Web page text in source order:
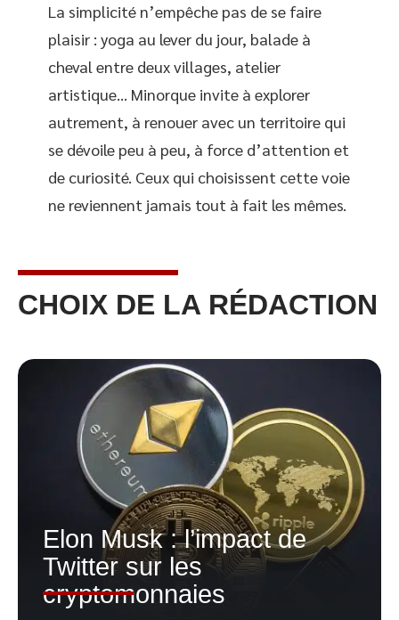
La simplicité n’empêche pas de se faire
plaisir : yoga au lever du jour, balade à
cheval entre deux villages, atelier
artistique… Minorque invite à explorer
autrement, à renouer avec un territoire qui
se dévoile peu à peu, à force d’attention et
de curiosité. Ceux qui choisissent cette voie
ne reviennent jamais tout à fait les mêmes.
CHOIX DE LA RÉDACTION
Elon Musk : l’impact de
Twitter sur les
cryptomonnaies